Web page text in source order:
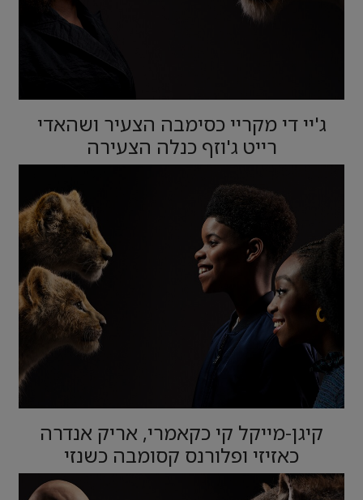
ג'יי די מקריי כסימבה הצעיר ושהאדי
רייט ג'וזף כנלה הצעירה
קיגן-מייקל קי כקאמרי, אריק אנדרה
כאזיזי ופלורנס קסומבה כשנזי